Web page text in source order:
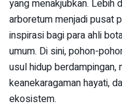
yang menakjubkan. Lebih
arboretum menjadi pusat
inspirasi bagi para ahli
umum. Di sini, pohon-
usul hidup
keanekaragaman hayati,
ekosistem.